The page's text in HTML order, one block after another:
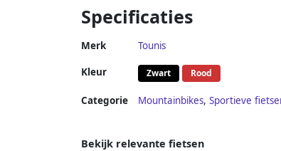
Specificaties
Merk Tounis
Kleur Zwart Rood
Categorie Mountainbikes, Sportieve
Bekijk relevante fietsen